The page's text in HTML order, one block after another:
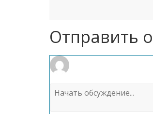
Отправить